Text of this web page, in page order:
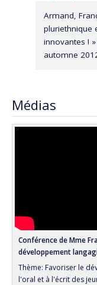
Armand,
pluriethnique
innovantes !
automne
Médias
Conférence de Mme
développement
Thème: Favoriser le
l'oral et à l'écrit des